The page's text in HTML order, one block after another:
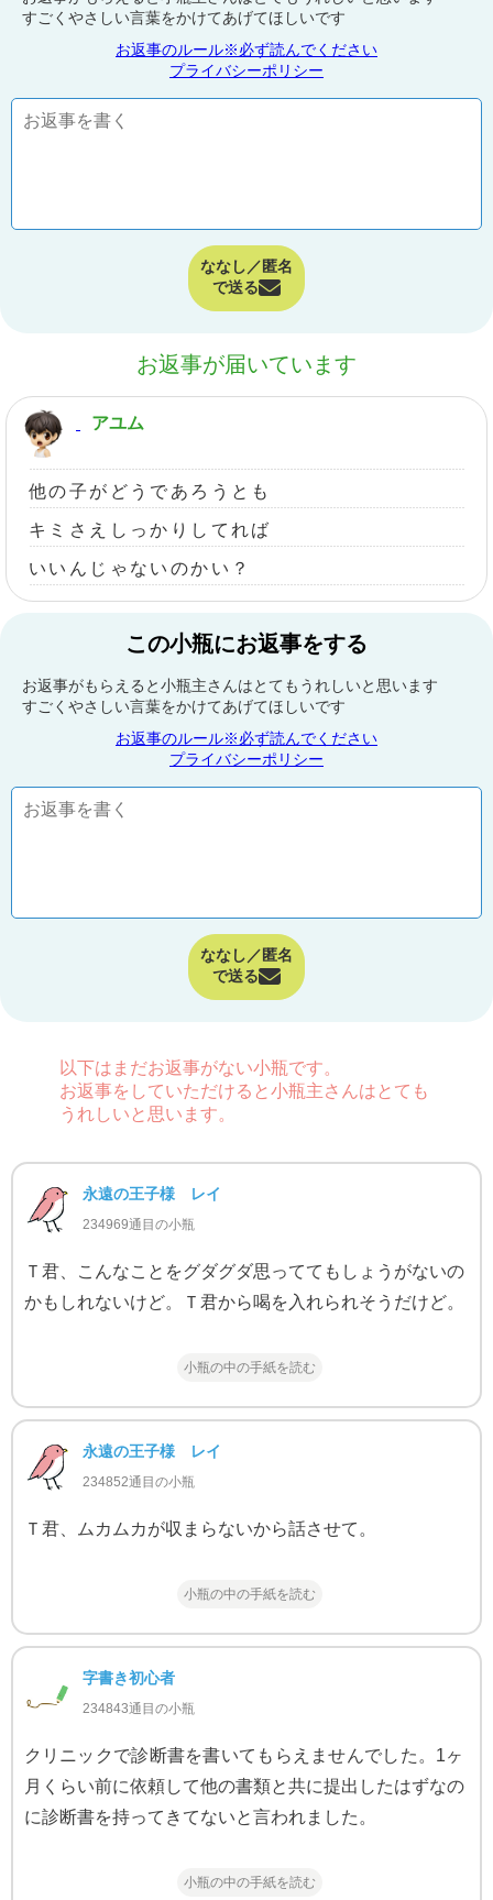
すごくやさしい言葉をかけてあげてほしいです
お返事のルール※必ず読んでください
プライバシーポリシー
ななし／匿名
で送る
お返事が届いています
アユム
他の子がどうであろうとも
キミさえしっかりしてれば
いいんじゃないのかい？
この小瓶にお返事をする
お返事がもらえると小瓶主さんはとてもうれしいと思います
すごくやさしい言葉をかけてあげてほしいです
お返事のルール※必ず読んでください
プライバシーポリシー
ななし／匿名
で送る
以下はまだお返事がない小瓶です。
お返事をしていただけると小瓶主さんはとても
うれしいと思います。
永遠の王子様 レイ
234969通目の小瓶
Ｔ君、こんなことをグダグダ思っててもしょうがないの
かもしれないけど。Ｔ君から喝を入れられそうだけど。
小瓶の中の手紙を読む
永遠の王子様 レイ
234852通目の小瓶
Ｔ君、ムカムカが収まらないから話させて。
小瓶の中の手紙を読む
字書き初心者
234843通目の小瓶
クリニックで診断書を書いてもらえませんでした。1ヶ
月くらい前に依頼して他の書類と共に提出したはずなの
に診断書を持ってきてないと言われました。
小瓶の中の手紙を読む